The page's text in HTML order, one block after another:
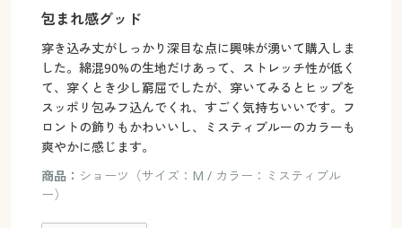
包まれ感グッド
穿き込み丈がしっかり深目な点に興味が湧いて購入しま
した。綿混90%の生地だけあって、ストレッチ性が低く
て、穿くとき少し窮屈でしたが、穿いてみるとヒップを
スッポリ包みフ込んでくれ、すごく気持ちいいです。フ
ロントの飾りもかわいいし、ミスティブルーのカラーも
爽やかに感じます。
商品： ショーツ（サイズ：M / カラー：ミスティブル
ー）